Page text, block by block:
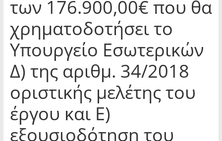
των 176.900,00€ που θα
χρηματοδοτήσει το
Υπουργείο Εσωτερικών
Δ) της αριθμ. 34/2018
οριστικής μελέτης του
έργου και Ε)
εξουσιοδότηση του